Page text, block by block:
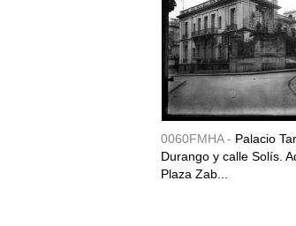
0060FMHA - Palacio
Durango y calle Solís.
Plaza Zab...